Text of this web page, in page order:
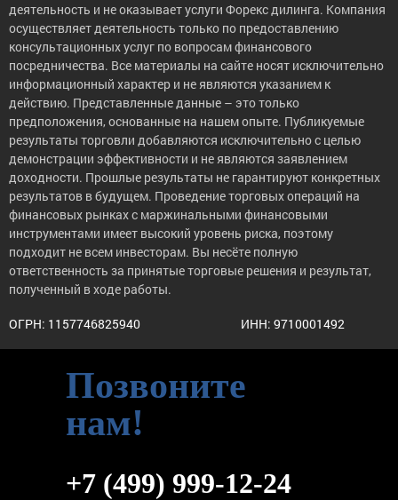
деятельность и не оказывает услуги Форекс дилинга. Компания
осуществляет деятельность только по предоставлению
консультационных услуг по вопросам финансового
посредничества. Все материалы на сайте носят исключительно
информационный характер и не являются указанием к
действию. Представленные данные – это только
предположения, основанные на нашем опыте. Публикуемые
результаты торговли добавляются исключительно с целью
демонстрации эффективности и не являются заявлением
доходности. Прошлые результаты не гарантируют конкретных
результатов в будущем. Проведение торговых операций на
финансовых рынках с маржинальными финансовыми
инструментами имеет высокий уровень риска, поэтому
подходит не всем инвесторам. Вы несёте полную
ответственность за принятые торговые решения и результат,
полученный в ходе работы.
ОГРН: 1157746825940 ИНН: 9710001492
Позвоните
нам!
+7 (499) 999-12-24